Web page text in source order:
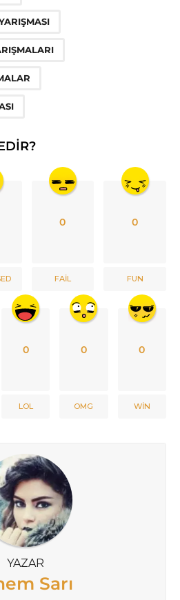
0
FAIL
0
FUN
0
LOL
0
OMG
0
WIN
YAZAR
Sarı